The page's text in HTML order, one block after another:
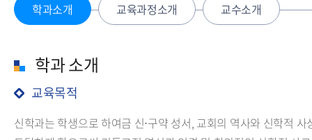
학과소개 교육과정소개 교수소개
학과 소개
교육목적
신학과는 학생으로 하여금 신⋅구약 성서, 교회의 역사와 신학적